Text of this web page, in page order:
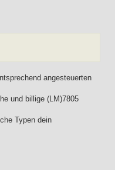
angesteuerten
und billige (LM)7805
Typen dein